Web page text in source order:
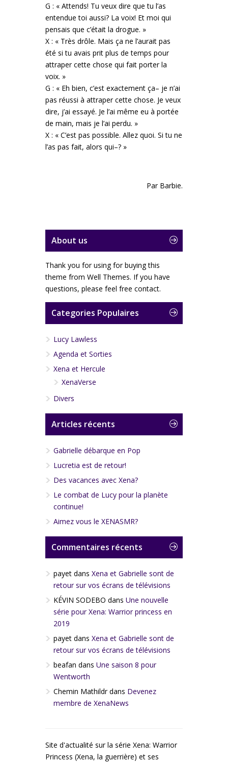
G : « Attends! Tu veux dire que tu l’as
entendue toi aussi? La voix! Et moi qui
pensais que c’était la drogue. »
X : « Très drôle. Mais ça ne l’aurait pas
été si tu avais prit plus de temps pour
attraper cette chose qui fait porter la
voix. »
G : « Eh bien, c’est exactement ça– je n’ai
pas réussi à attraper cette chose. Je veux
dire, j’ai essayé. Je l’ai même eu à portée
de main, mais je l’ai perdu. »
X : « C’est pas possible. Allez quoi. Si tu ne
l’as pas fait, alors qui–? »
Par Barbie.
About us
Thank you for using for buying this
theme from Well Themes. If you have
questions, please feel free contact.
Categories Populaires
Lucy Lawless
Agenda et Sorties
Xena et Hercule
XenaVerse
Divers
Articles récents
Gabrielle débarque en Pop
Lucretia est de retour!
Des vacances avec Xena?
Le combat de Lucy pour la planète
continue!
Aimez vous le XENASMR?
Commentaires récents
payet dans Xena et Gabrielle sont de
retour sur vos écrans de télévisions
KÉVIN SODEBO dans Une nouvelle
série pour Xena: Warrior princess en
2019
payet dans Xena et Gabrielle sont de
retour sur vos écrans de télévisions
beafan dans Une saison 8 pour
Wentworth
Chemin Mathildrdans Devenez
membre de XenaNews
Site d'actualité sur la série Xena: Warrior
Princess (Xena, la guerrière) et ses